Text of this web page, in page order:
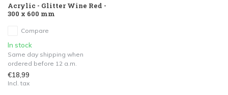
Acrylic - Glitter Wine Red -
300 x 600 mm
Compare
In stock
Same day shipping when
ordered before 12 a.m.
€18,99
Incl. tax